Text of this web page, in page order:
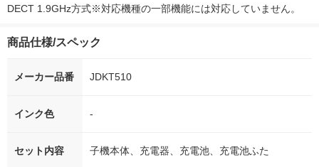
DECT 1.9GHz方式※対応機種の一部機能には対応していません。
商品仕様/スペック
メーカー品番 JDKT510
インク色 -
セット内容 子機本体、充電器、充電池、充電池ふた